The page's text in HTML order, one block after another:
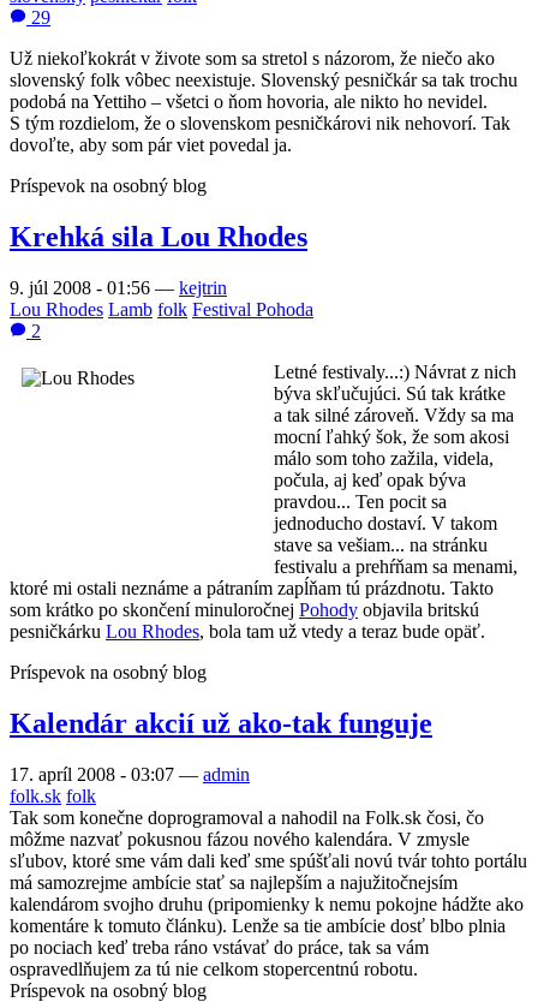
29
Už niekoľkokrát v živote som sa stretol s názorom, že niečo ako
slovenský folk vôbec neexistuje. Slovenský pesničkár sa tak trochu
podobá na Yettiho – všetci o ňom hovoria, ale nikto ho nevidel.
S tým rozdielom, že o slovenskom pesničkárovi nik nehovorí. Tak
dovoľte, aby som pár viet povedal ja.
Príspevok na osobný blog
Krehká sila Lou Rhodes
9. júl 2008 - 01:56 — kejtrin
Lou Rhodes Lamb folk Festival Pohoda
2
Letné festivaly...:) Návrat z nich
býva skľučujúci. Sú tak krátke
a tak silné zároveň. Vždy sa ma
mocní ľahký šok, že som akosi
málo som toho zažila, videla,
počula, aj keď opak býva
pravdou... Ten pocit sa
jednoducho dostaví. V takom
stave sa vešiam... na stránku
festivalu a prehŕňam sa menami,
ktoré mi ostali neznáme a pátraním zapĺňam tú prázdnotu. Takto
som krátko po skončení minuloročnej Pohody objavila britskú
pesničkárku Lou Rhodes, bola tam už vtedy a teraz bude opäť.
Príspevok na osobný blog
Kalendár akcií už ako-tak funguje
17. apríl 2008 - 03:07 — admin
folk.sk folk
Tak som konečne doprogramoval a nahodil na Folk.sk čosi, čo
môžme nazvať pokusnou fázou nového kalendára. V zmysle
sľubov, ktoré sme vám dali keď sme spúšťali novú tvár tohto portálu
má samozrejme ambície stať sa najlepším a najužitočnejsím
kalendárom svojho druhu (pripomienky k nemu pokojne hádžte ako
komentáre k tomuto článku). Lenže sa tie ambície dosť blbo plnia
po nociach keď treba ráno vstávať do práce, tak sa vám
ospravedlňujem za tú nie celkom stopercentnú robotu.
Príspevok na osobný blog